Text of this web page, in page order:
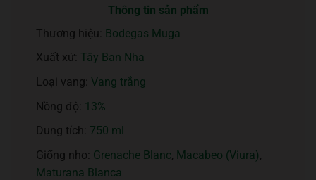
Thông tin sản phẩm
Thương hiệu: Bodegas Muga
Xuất xứ: Tây Ban Nha
Loại vang: Vang trắng
Nồng độ: 13%
Dung tích: 750 ml
Giống nho: Grenache Blanc, Macabeo (Viura),
Maturana Blanca